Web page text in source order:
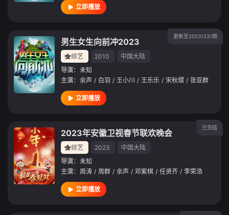
立即播放
更新至20231231期
男生女生向前冲2023
综艺 2010
中国大陆
导演： 未知
主演： 余声 / 白羽 / 王小川 / 王乐乐 / 宋秋熠 / 张亚群
立即播放
已完结
2023年安徽卫视春节联欢晚会
综艺 2023
中国大陆
导演： 未知
主演： 周涛 / 周群 / 余声 / 邓紫棋 / 任贤齐 / 李荣浩
立即播放